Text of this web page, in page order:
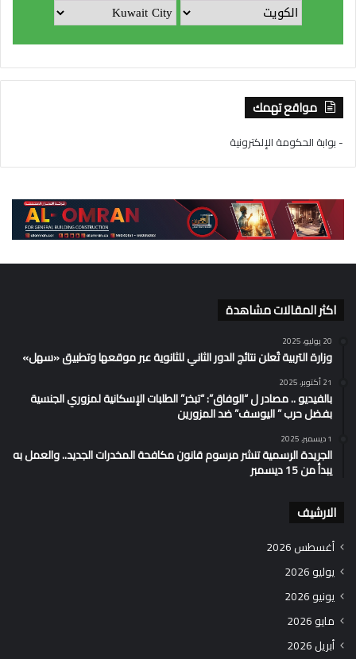
مواقع تهمك
- بوابة الحكومة الإلكترونية
اكثر المقالات مشاهدة
20 يوليو، 2025
وزارة التربية تُعلن نتائج الدور الثاني للثانوية عبر موقعها وتطبيق «سهل»
21 أكتوبر، 2025
بالفيديو .. مصادر ل “الوفاق”: “تبخر” الطلبات الإسكانية لمزوري الجنسية
بفضل حرب ” اليوسف” ضد المزورين
1 ديسمبر، 2025
الجريدة الرسمية تنشر مرسوم قانون مكافحة المخدرات الجديد.. والعمل به
يبدأ من 15 ديسمبر
الارشيف
أغسطس 2026
يوليو 2026
يونيو 2026
مايو 2026
أبريل 2026